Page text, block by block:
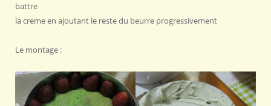
battre
la creme en ajoutant le reste du beurre progressivement
Le montage :